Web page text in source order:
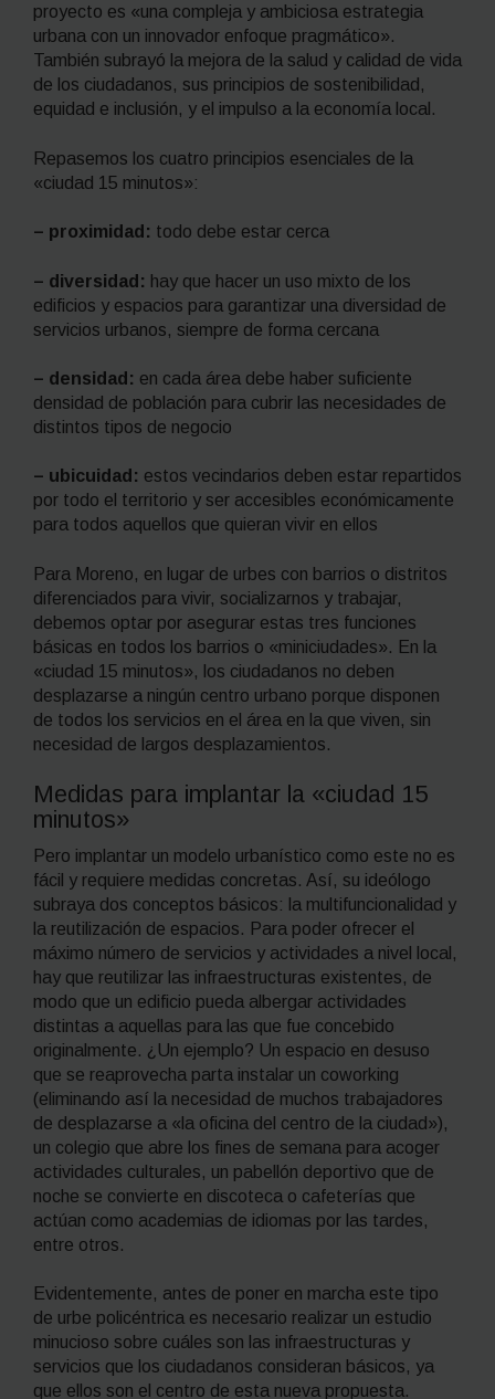
proyecto es «una compleja y ambiciosa estrategia
urbana con un innovador enfoque pragmático».
También subrayó la mejora de la salud y calidad de vida
de los ciudadanos, sus principios de sostenibilidad,
equidad e inclusión, y el impulso a la economía local.
Repasemos los cuatro principios esenciales de la
«ciudad 15 minutos»:
– proximidad: todo debe estar cerca
– diversidad: hay que hacer un uso mixto de los
edificios y espacios para garantizar una diversidad de
servicios urbanos, siempre de forma cercana
– densidad: en cada área debe haber suficiente
densidad de población para cubrir las necesidades de
distintos tipos de negocio
– ubicuidad: estos vecindarios deben estar repartidos
por todo el territorio y ser accesibles económicamente
para todos aquellos que quieran vivir en ellos
Para Moreno, en lugar de urbes con barrios o distritos
diferenciados para vivir, socializarnos y trabajar,
debemos optar por asegurar estas tres funciones
básicas en todos los barrios o «miniciudades». En la
«ciudad 15 minutos», los ciudadanos no deben
desplazarse a ningún centro urbano porque disponen
de todos los servicios en el área en la que viven, sin
necesidad de largos desplazamientos.
Medidas para implantar la «ciudad 15
minutos»
Pero implantar un modelo urbanístico como este no es
fácil y requiere medidas concretas. Así, su ideólogo
subraya dos conceptos básicos: la multifuncionalidad y
la reutilización de espacios. Para poder ofrecer el
máximo número de servicios y actividades a nivel local,
hay que reutilizar las infraestructuras existentes, de
modo que un edificio pueda albergar actividades
distintas a aquellas para las que fue concebido
originalmente. ¿Un ejemplo? Un espacio en desuso
que se reaprovecha parta instalar un coworking
(eliminando así la necesidad de muchos trabajadores
de desplazarse a «la oficina del centro de la ciudad»),
un colegio que abre los fines de semana para acoger
actividades culturales, un pabellón deportivo que de
noche se convierte en discoteca o cafeterías que
actúan como academias de idiomas por las tardes,
entre otros.
Evidentemente, antes de poner en marcha este tipo
de urbe policéntrica es necesario realizar un estudio
minucioso sobre cuáles son las infraestructuras y
servicios que los ciudadanos consideran básicos, ya
que ellos son el centro de esta nueva propuesta.